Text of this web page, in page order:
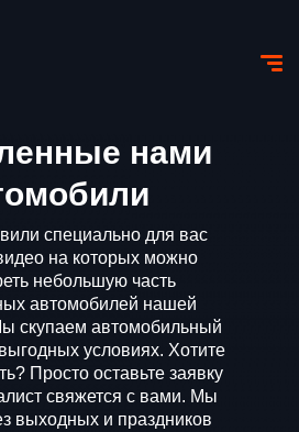
нами
специально для вас
на которых можно
небольшую часть
автомобилей нашей
скупаем автомобильный
условиях. Хотите
Просто оставьте заявку
свяжется с вами. Мы
выходных и праздников